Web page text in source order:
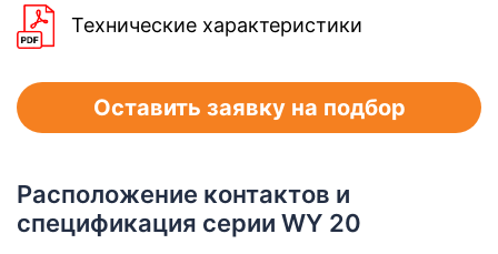
Технические характеристики
Оставить заявку на подбор
Расположение контактов и
спецификация серии WY 20